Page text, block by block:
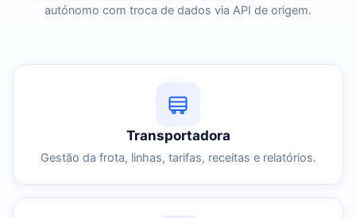
autónomo com troca de dados via API de origem.
Transportadora
Gestão da frota, linhas, tarifas, receitas e relatórios.